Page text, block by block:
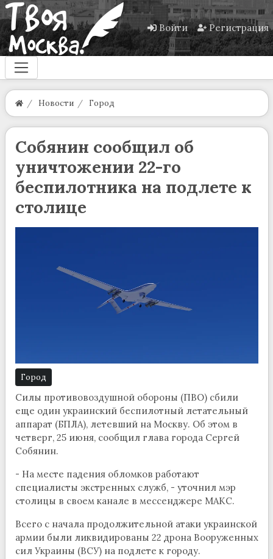
Войти Регистрация
Новости Город
Собянин сообщил об
уничтожении 22-го
беспилотника на подлете к
столице
Город
Силы противовоздушной обороны (ПВО) сбили
еще один украинский беспилотный летательный
аппарат (БПЛА), летевший на Москву. Об этом в
четверг, 25 июня, сообщил глава города Сергей
Собянин.
- На месте падения обломков работают
специалисты экстренных служб, - уточнил мэр
столицы в своем канале в мессенджере МАКС.
Всего с начала продолжительной атаки украинской
армии были ликвидированы 22 дрона Вооруженных
сил Украины (ВСУ) на подлете к городу.